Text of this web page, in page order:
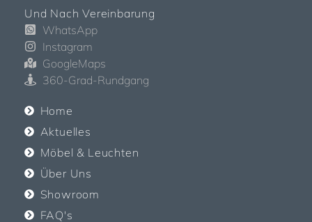
Und Nach Vereinbarung
WhatsApp
Instagram
GoogleMaps
360-Grad-Rundgang
Home
Aktuelles
Möbel & Leuchten
Über Uns
Showroom
FAQ's